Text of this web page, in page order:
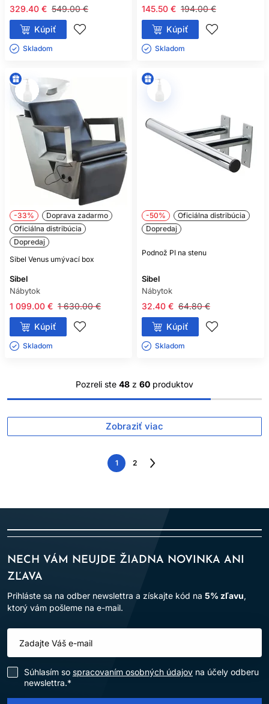
549.00 €
329.40 €
Kúpiť
Skladom ㅤ
194.00 €
145.50 €
Kúpiť
Skladom ㅤ
-33%
Doprava zadarmo
Oficiálna distribúcia
Dopredaj
Sibel Venus umývací box
Sibel
Nábytok
1 630.00 €
1 099.00 €
Kúpiť
Skladom ㅤ
-50%
Oficiálna distribúcia
Dopredaj
Podnož PI na stenu
Sibel
Nábytok
64.80 €
32.40 €
Kúpiť
Skladom ㅤ
Pozreli ste 48 z 60 produktov
Zobraziť viac
1 2
Nasledujúca
NECH VÁM NEUJDE ŽIADNA NOVINKA ANI
ZĽAVA
Prihláste sa na odber newslettra a získajte kód na 5% zľavu,
ktorý vám pošleme na e-mail.
Súhlasím so spracovaním osobných údajov na účely odberu
newslettra.*